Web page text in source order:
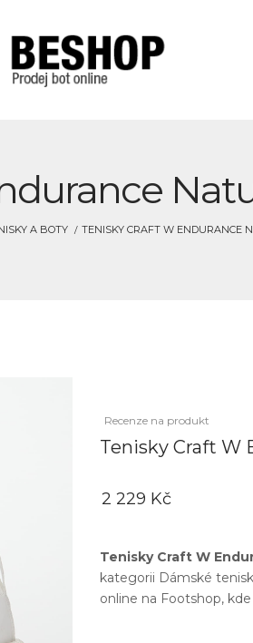
A BOTY TENISKY CRAFT W ENDURANCE
Recenze na produkt
Tenisky Craft W
2 229 Kč
Tenisky Craft W
kategorii Dámské
online na Footshop,